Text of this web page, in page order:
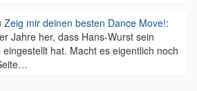
Zeig mir deinen besten Dance Move!:
Jahre her, dass Hans-Wurst sein
eingestellt hat. Macht es eigentlich noch